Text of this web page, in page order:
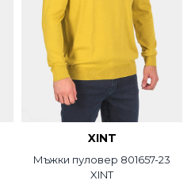
XINT
Мъжки пуловер 801657-23
XINT